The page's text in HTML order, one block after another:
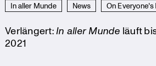
In aller Munde News On Everyone's
Verlängert:In aller Munde läuft
2021